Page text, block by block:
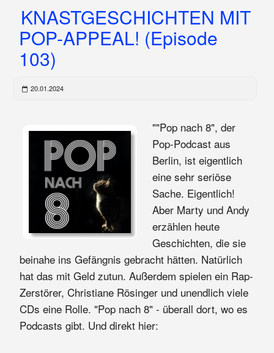
KNASTGESCHICHTEN MIT
POP-APPEAL! (Episode
103)
20.01.2024
""Pop nach 8", der
Pop-Podcast aus
Berlin, ist eigentlich
eine sehr seriöse
Sache. Eigentlich!
Aber Marty und Andy
erzählen heute
Geschichten, die sie
beinahe ins Gefängnis gebracht hätten. Natürlich
hat das mit Geld zutun. Außerdem spielen ein Rap-
Zerstörer, Christiane Rösinger und unendlich viele
CDs eine Rolle. "Pop nach 8" - überall dort, wo es
Podcasts gibt. Und direkt hier: